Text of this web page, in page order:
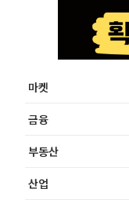
마켓
금융
부동산
산업